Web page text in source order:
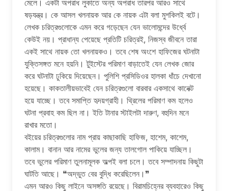
মেলে। একটা অপরাধ লুকাতে অন্য অপরাধ তারপর আরও সাথে
ষড়যন্ত্র। কে আসল খলনায়ক আর কে নায়ক এটা বলা মুশকিলই বটে।
লেখক চরিত্রগুলোকে এমন করে গড়েছেন যেন ভালোমন্দের উর্ধ্বে
কেউই নয়। প্রাধান্য পেয়েছে প্রতিটি চরিত্রই, নিজস্ব জীবনে তারা
একই সাথে নায়ক তো খলনায়কও। তবে শেষ অংশে হাফিজের ঘটনাটা
যুক্তিসঙ্গত মনে হয়নি। টুইস্টের পরিমাণ বাড়াতেই যেন লেখক জোর
করে ঘটনাটা ঢুকিয়ে দিয়েছেন। পুলিশি প্রসিডিওর হালকা ধাঁচে দেখানো
হয়েছে। কাকতালীয়ভাবেই যেন চরিত্রগুলো বারবার একসাথে কানেক্ট
হয়ে যাচ্ছে। তবে সমাপ্তি হৃদয়গ্রাহী। থ্রিলের পরিমাণ কম হলেও
ঘটনা প্রবাহ কম ছিল না। ইতি টানার স্টাইলটা দারুণ, বহুদিন মনে
রাখার মতো।
বইয়ের চরিত্রগুলোর নাম প্রায় কাছাকাছি হাফিজ, হাশেম, কাশেম,
কালাম। বানান আর নামের ভুলের জন্য তালগোল পাকিয়ে যাচ্ছিল।
তবে ভুলের পরিমাণ তুলনামূলক অল্পই বলা চলে। তবে সম্পাদনায় কিছুটা
ঘাটতি আছে। ❝অদ্ভুত বের বুদ্ধি করেছিলেন।❞
এমন আরও কিছু লাইনে অসঙ্গতি রয়েছে। বিরামচিহ্নের ব্যবহারেও কিছু